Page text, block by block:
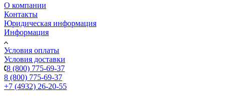
О компании
Контакты
Юридическая информация
Информация
Условия оплаты
Условия доставки
8 (800) 775-69-37
8 (800) 775-69-37
+7 (4932) 26-20-55